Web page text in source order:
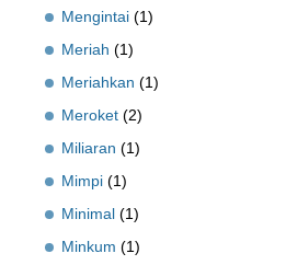
Mengintai (1)
Meriah (1)
Meriahkan (1)
Meroket (2)
Miliaran (1)
Mimpi (1)
Minimal (1)
Minkum (1)